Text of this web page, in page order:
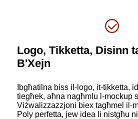
Logo, Tikketta, Disinn
B'Xejn
Ibgħatilna biss il-logo, it-tikketta,
tiegħek, aħna nagħmlu l-mockup
Viżwalizzazzjoni biex tagħmel il-
Poly perfetta, jew idea li nistgħu